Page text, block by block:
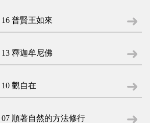
16 普賢王如來
13 釋迦牟尼佛
10 觀自在
07 順著自然的方法修行